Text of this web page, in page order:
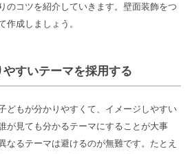
のコツを紹介していきます。壁面装飾をつ
作成しましょう。
すいテーマを採用する
どもが分かりやすくて、イメージしやすい
が見ても分かるテーマにすることが大事
なるテーマは避けるのが無難です。たとえ